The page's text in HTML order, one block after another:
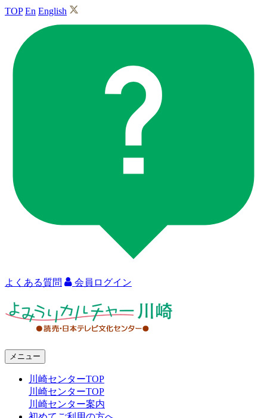
TOP En English
よくある質問 会員ログイン
メニュー
川崎センターTOP
川崎センターTOP
川崎センター案内